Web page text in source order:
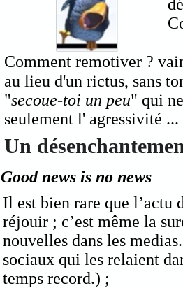
Good news is no news
Il est bien rare que l’actu
réjouir ; c’est même la
nouvelles dans les
sociaux qui les relaient
temps record.) ;
Un
Comment remotiver ?
au lieu d'un rictus, sans
"secoue-toi un peu" qui
seulement l' agressivité ...